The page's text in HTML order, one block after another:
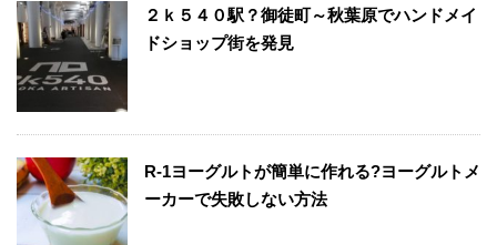
２ｋ５４０駅？御徒町～秋葉原でハンドメイ
ドショップ街を発見
R-1ヨーグルトが簡単に作れる?ヨーグルトメ
ーカーで失敗しない方法